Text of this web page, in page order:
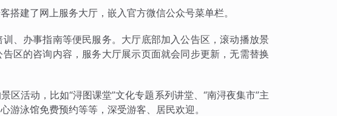
搭建了网上服务大厅，嵌入官方微信公众号菜单栏。
、办事指南等便民服务。大厅底部加入公告区，滚动播放景
区的咨询内容，服务大厅展示页面就会同步更新，无需替换
区活动，比如“浔图课堂”文化专题系列讲堂、“南浔夜集市”主
游泳馆免费预约等等，深受游客、居民欢迎。